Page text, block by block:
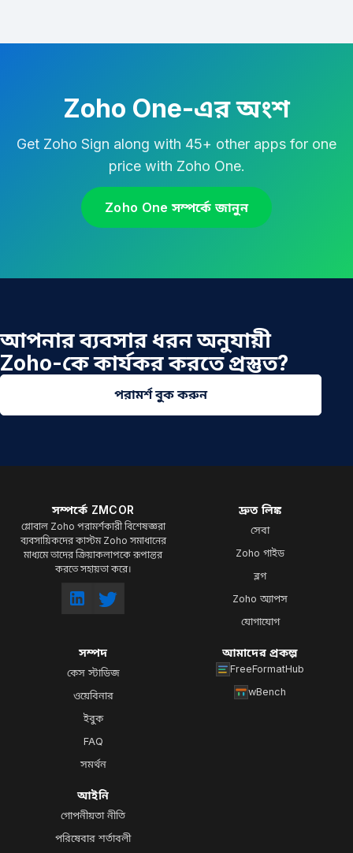
Zoho One-এর অংশ
Get Zoho Sign along with 45+ other apps for one
price with Zoho One.
Zoho One সম্পর্কে জানুন
আপনার ব্যবসার ধরন অনুযায়ী
Zoho-কে কার্যকর করতে প্রস্তুত?
পরামর্শ বুক করুন
সম্পর্কে ZMCOR
গ্লোবাল Zoho পরামর্শকারী বিশেষজ্ঞরা
ব্যবসায়িকদের কাস্টম Zoho সমাধানের
মাধ্যমে তাদের ক্রিয়াকলাপকে রূপান্তর
করতে সহায়তা করে।
দ্রুত লিঙ্ক
সেবা
Zoho গাইড
ব্লগ
Zoho অ্যাপস
যোগাযোগ
সম্পদ
কেস স্টাডিজ
ওয়েবিনার
ইবুক
FAQ
সমর্থন
আমাদের প্রকল্প
FreeFormatHub
wBench
আইনি
গোপনীয়তা নীতি
পরিষেবার শর্তাবলী